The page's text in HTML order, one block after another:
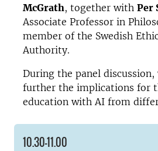
McGrath, together with Per
Associate Professor in
member of the Swedish
Authority.
During the panel
further the implications for
education with AI from
10.30–11.00